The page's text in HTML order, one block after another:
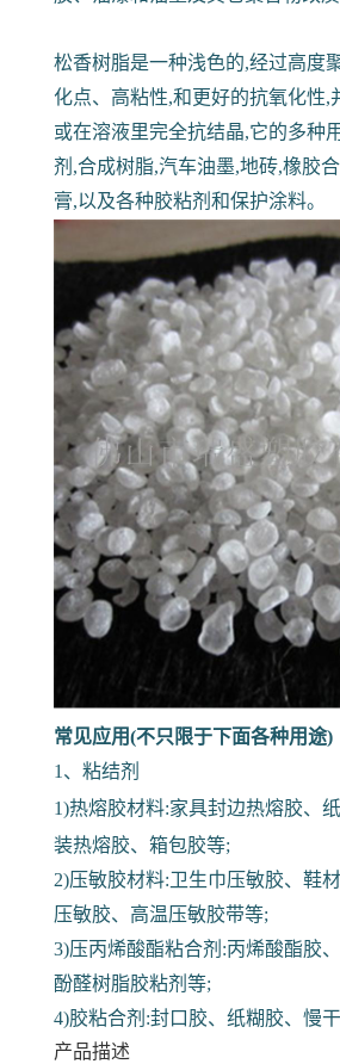
松香树脂是一种浅色的,经过高度
化点、高粘性,和更好的抗氧化性,
或在溶液里完全抗结晶,它的多种
剂,合成树脂,汽车油墨,地砖,橡胶
膏,以及各种胶粘剂和保护涂料。
常见应用(不只限于下面各种用途)
1、粘结剂
1)热熔胶材料:家具封边热熔胶、
装热熔胶、箱包胶等;
2)压敏胶材料:卫生巾压敏胶、鞋
压敏胶、高温压敏胶带等;
3)压丙烯酸酯粘合剂:丙烯酸酯胶
酚醛树脂胶粘剂等;
4)胶粘合剂:封口胶、纸糊胶、慢
产品描述